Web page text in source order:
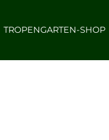
TROPENGARTEN-SHOP